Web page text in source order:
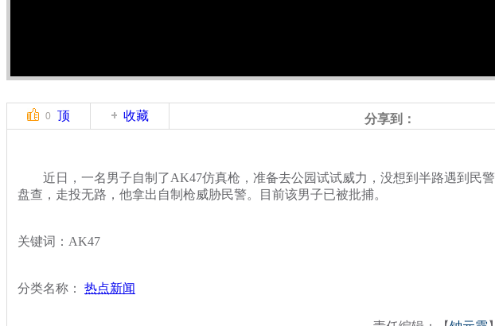
0 顶 收藏 分享到：
近日，一名男子自制了AK47仿真枪，准备去公园试试威力，没想到半路遇到民警
盘查，走投无路，他拿出自制枪威胁民警。目前该男子已被批捕。
关键词：AK47
分类名称： 热点新闻